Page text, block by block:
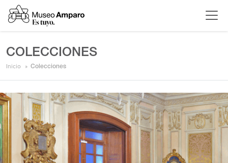
COLECCIONES
Inicio Colecciones